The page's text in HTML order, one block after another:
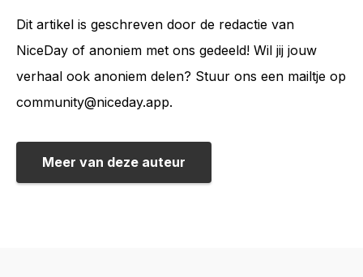
Dit artikel is geschreven door de redactie van
NiceDay of anoniem met ons gedeeld! Wil jij jouw
verhaal ook anoniem delen? Stuur ons een mailtje op
community@niceday.app.
Meer van deze auteur